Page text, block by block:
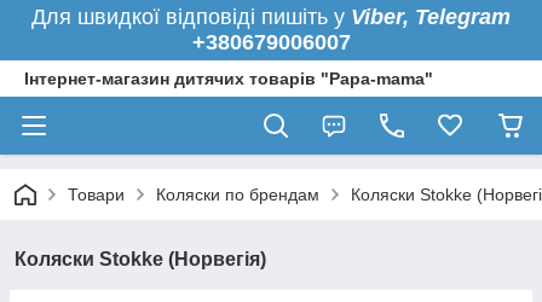
Для швидкої відповіді пишіть у Viber, Telegram
+380679006007
Інтернет-магазин дитячих товарів "Papa-mama"
Товари Коляски по брендам Коляски Stokke
Коляски Stokke (Норвегія)